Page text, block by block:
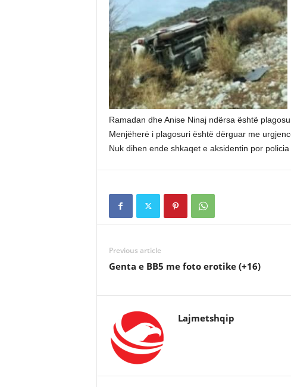
Ramadan dhe Anise Ninaj ndërsa është
Menjëherë i plagosuri është dërguar me
Nuk dihen ende shkaqet e aksidentin por
Previous article
Genta e BB5 me foto erotike (+16)
Lajmetshqip